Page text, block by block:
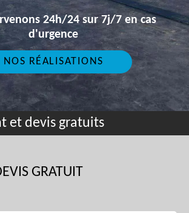
24h/24 sur 7j/7 en cas
d'urgence
NOS RÉALISATIONS
et devis gratuits
GRATUIT